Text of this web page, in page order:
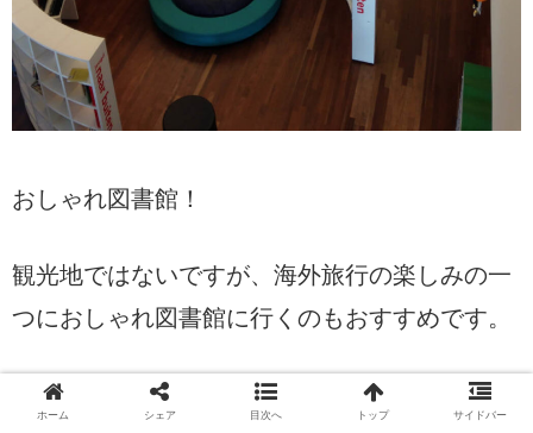
おしゃれ図書館！
観光地ではないですが、海外旅行の楽しみの一
つにおしゃれ図書館に行くのもおすすめです。
スウェーデンのストックホルム市立図書館もお
ホーム シェア 目次へ トップ サイドバー